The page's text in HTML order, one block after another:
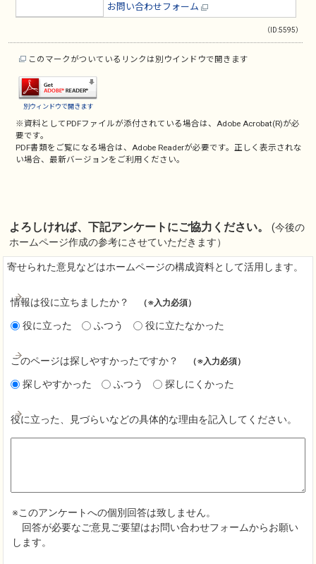
お問い合わせフォーム
（ID:5595）
このマークがついているリンクは別ウインドウで開きます
別ウィンドウで開きます
※資料としてPDFファイルが添付されている場合は、 Adobe Acrobat(R)が必
要です。
PDF書類をご覧になる場合は、 Adobe Readerが必要です。正しく表示されな
い場合、最新バージョンをご利用ください。